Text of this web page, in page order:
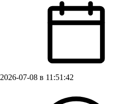
2026-07-08 в 11:51:42